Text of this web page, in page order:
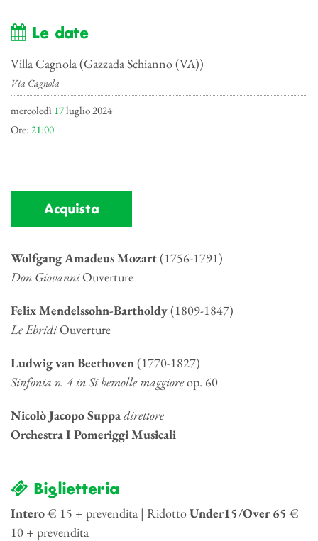
Le date
Villa Cagnola (Gazzada Schianno (VA))
Via Cagnola
mercoledì 17luglio 2024
Ore: 21:00
Acquista
Wolfgang Amadeus Mozart(1756-1791)
Don GiovanniOuverture
Felix Mendelssohn-Bartholdy(1809-1847)
Le EbridiOuverture
Ludwig van Beethoven(1770-1827)
Sinfonia n. 4 in Si bemolle maggioreop. 60
Nicolò Jacopo Suppadirettore
Orchestra I Pomeriggi Musicali
Biglietteria
Intero€ 15 + prevendita | RidottoUnder15/Over 65€
10 + prevendita